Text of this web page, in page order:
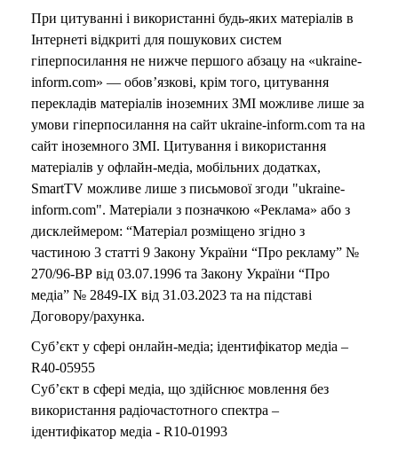
При цитуванні і використанні будь-яких матеріалів в
Інтернеті відкриті для пошукових систем
гіперпосилання не нижче першого абзацу на «ukraine-
inform.com» — обов’язкові, крім того, цитування
перекладів матеріалів іноземних ЗМІ можливе лише за
умови гіперпосилання на сайт ukraine-inform.com та на
сайт іноземного ЗМІ. Цитування і використання
матеріалів у офлайн-медіа, мобільних додатках,
SmartTV можливе лише з письмової згоди "ukraine-
inform.com". Матеріали з позначкою «Реклама» або з
дисклеймером: “Матеріал розміщено згідно з
частиною 3 статті 9 Закону України “Про рекламу” №
270/96-ВР від 03.07.1996 та Закону України “Про
медіа” № 2849-IX від 31.03.2023 та на підставі
Договору/рахунка.
Суб’єкт у сфері онлайн-медіа; ідентифікатор медіа –
R40-05955
Суб’єкт в сфері медіа, що здійснює мовлення без
використання радіочастотного спектра –
ідентифікатор медіа - R10-01993